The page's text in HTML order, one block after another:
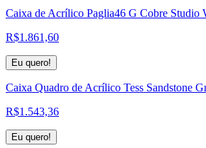
Caixa de Acrílico Paglia46 G Cobre Studio
R$1.861,60
Eu quero!
Caixa Quadro de Acrílico Tess Sandstone
R$1.543,36
Eu quero!